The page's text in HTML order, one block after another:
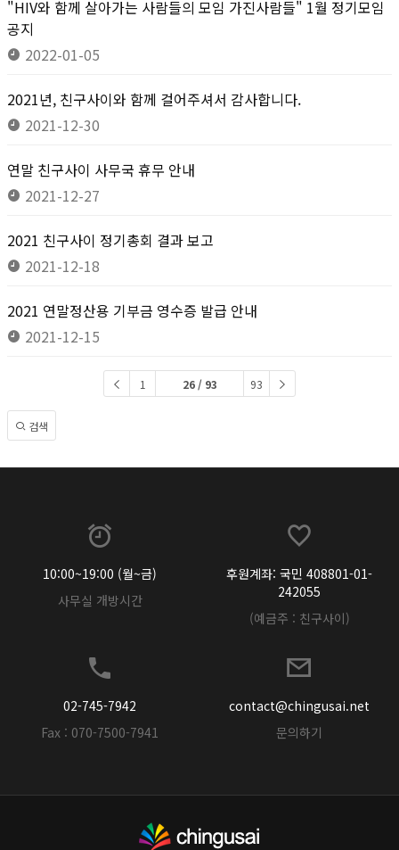
"HIV와 함께 살아가는 사람들의 모임 가진사람들" 1월 정기모임
공지
2022-01-05
2021년, 친구사이와 함께 걸어주셔서 감사합니다.
2021-12-30
연말 친구사이 사무국 휴무 안내
2021-12-27
2021 친구사이 정기총회 결과 보고
2021-12-18
2021 연말정산용 기부금 영수증 발급 안내
2021-12-15
1 26 / 93 93
검색
10:00~19:00 (월~금)
사무실 개방시간
후원계좌: 국민 408801-01-
242055
(예금주 : 친구사이)
02-745-7942
Fax : 070-7500-7941
contact@chingusai.net
문의하기